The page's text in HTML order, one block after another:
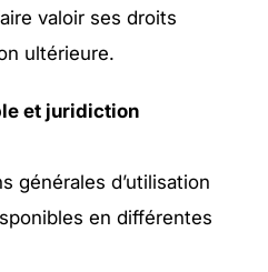
valoir ses droits
ultérieure.
et juridiction
générales d’utilisation
en différentes